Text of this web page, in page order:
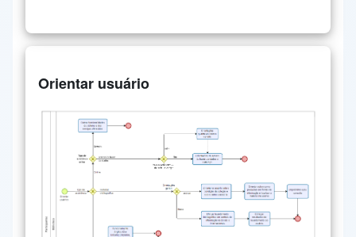
Orientar usuário